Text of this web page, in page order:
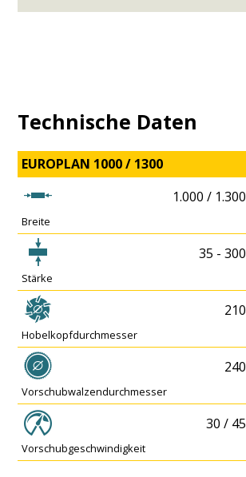
Technische Daten
EUROPLAN 1000 / 1300
1.000 / 1.300
Breite
35 - 300
Stärke
210
Hobelkopfdurchmesser
240
Vorschubwalzendurchmesser
30 / 45
Vorschubgeschwindigkeit